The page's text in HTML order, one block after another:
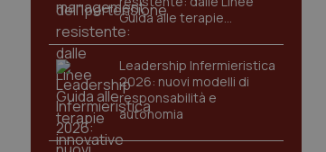
Guida alle terapie
innovative
Leadership Infermieristica
2026: nuovi modelli di
responsabilità e
autonomia